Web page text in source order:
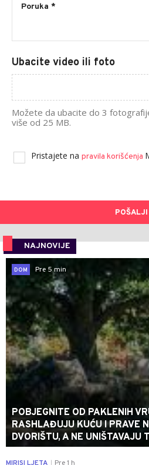
Ubacite video ili foto
Možete da ubacite do 3
više od 25 MB.
Pristajete na pravila korišćenja
POŠALJI
NAJNOVIJE
DOM
Pre 5 min
POBJEGNITE OD PAKLENIH
RASHLAĐUJU KUĆU I PRAVE
DVORIŠTU, A NE UNIŠTAVAJU